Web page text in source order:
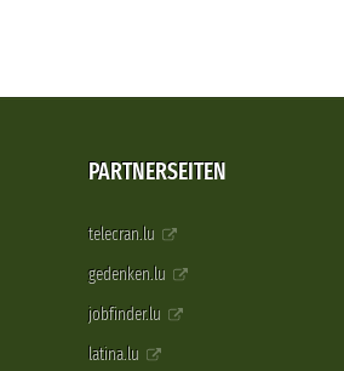
PARTNERSEITEN
telecran.lu
gedenken.lu
jobfinder.lu
latina.lu